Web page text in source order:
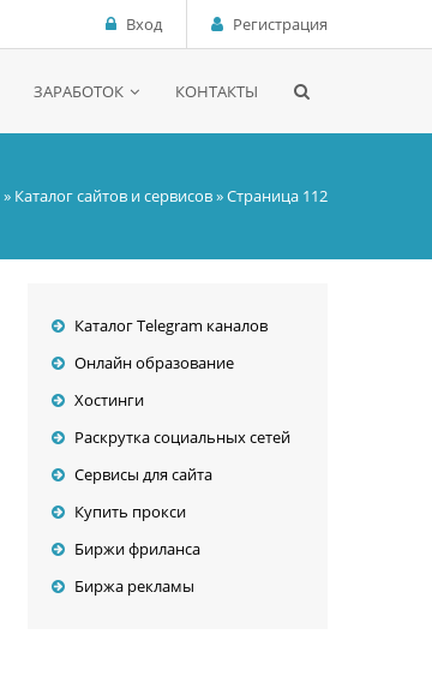
Вход Регистрация
ЗАРАБОТОК КОНТАКТЫ
» Каталог сайтов и сервисов» Страница 112
Каталог Telegram каналов
Онлайн образование
Хостинги
Раскрутка социальных сетей
Сервисы для сайта
Купить прокси
Биржи фриланса
Биржа рекламы